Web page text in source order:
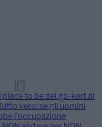
place to be del go-kart al
vero: se gli uomini
l’occupazione